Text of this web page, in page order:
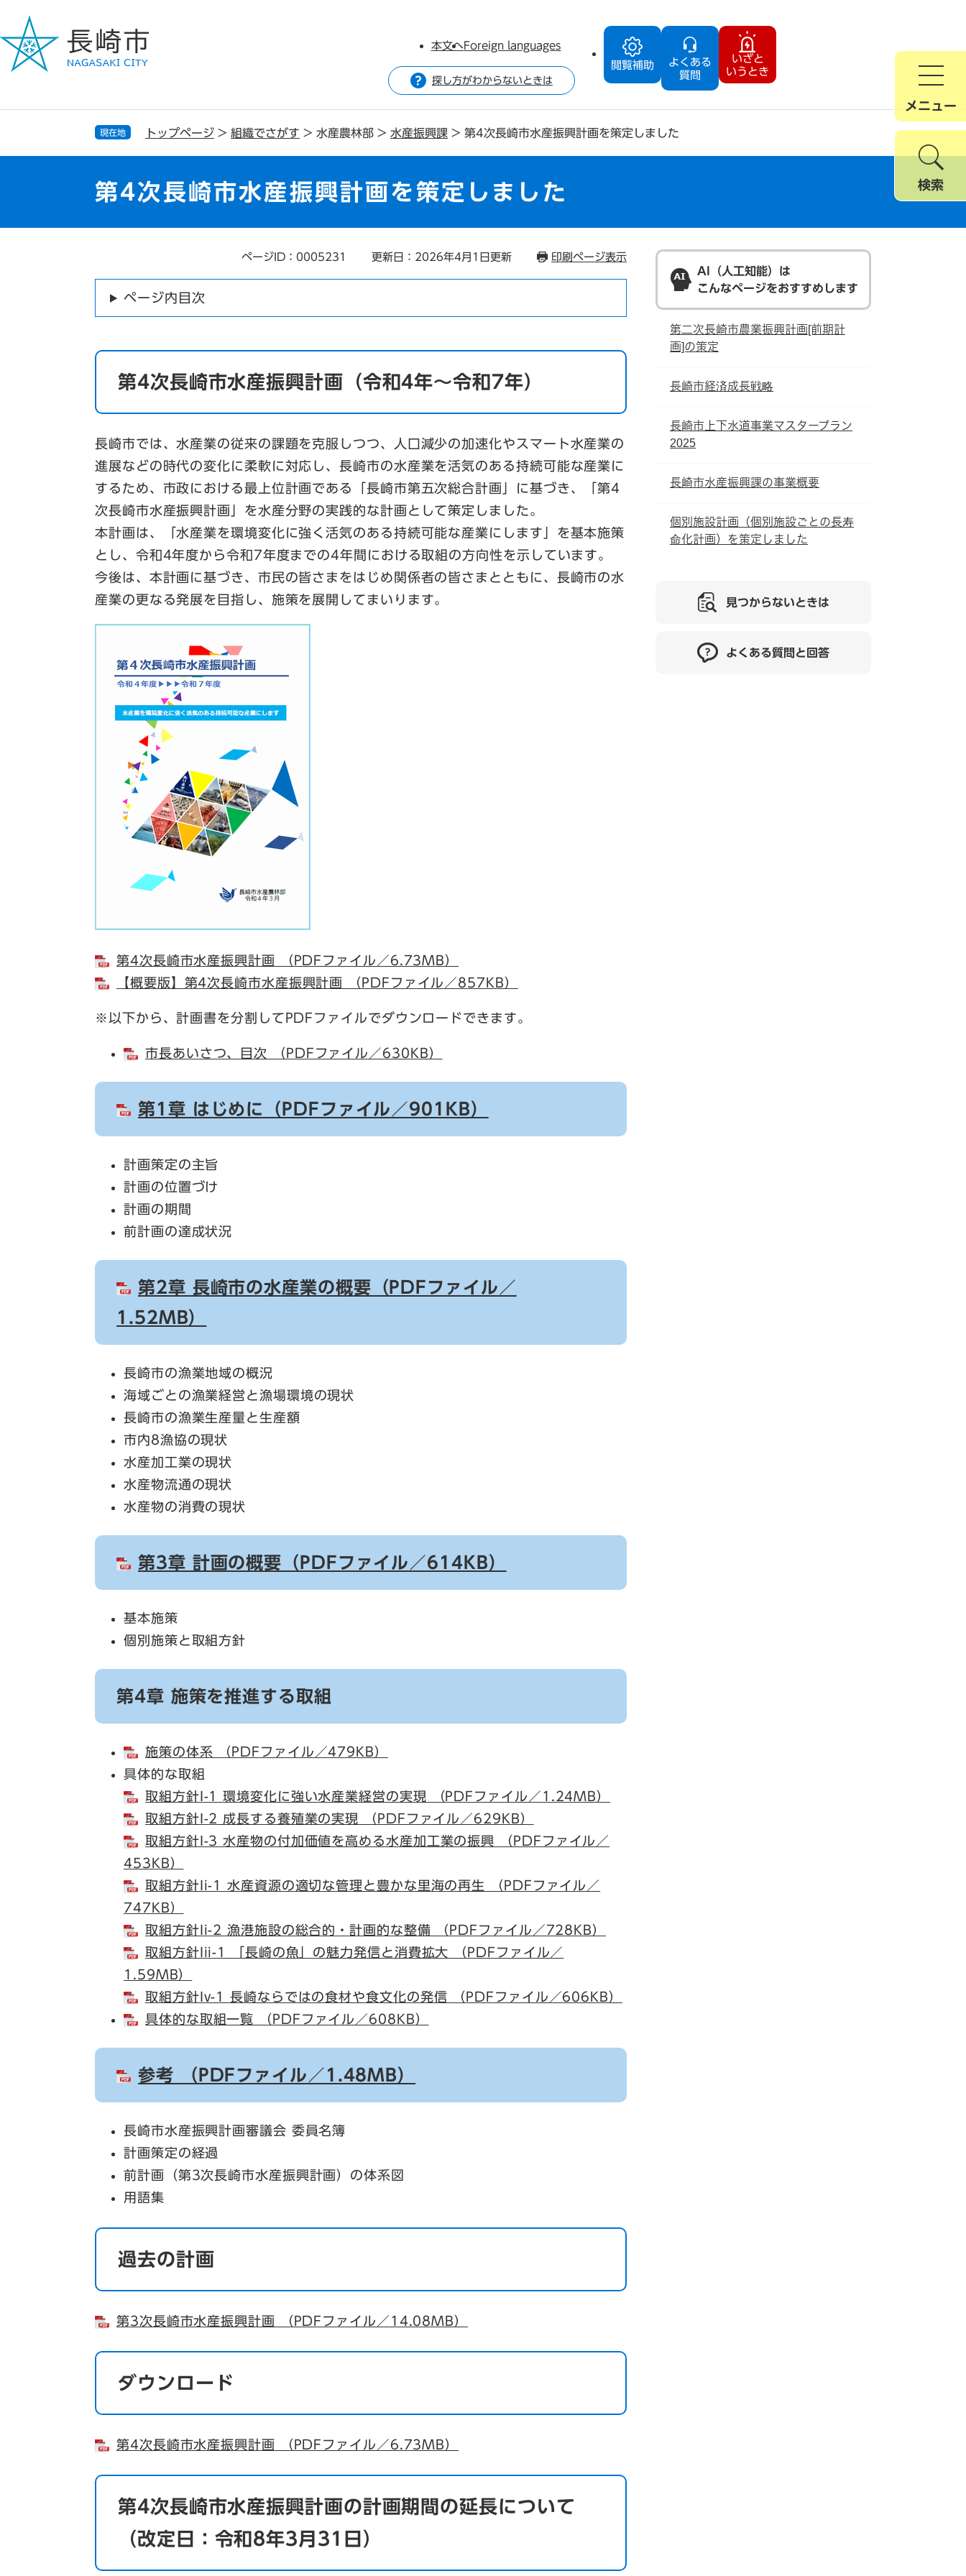
ジ
で
ュ
ば
閲覧補助
よくある
質問
いざと
いうとき
本文へForeign languages
探し方がわからないときは
メニュー
検索
現在地 トップページ > 組織でさがす > 水産農林部 > 水産振興課 > 第4次長崎市水産振興計画を策定しました
第4次長崎市水産振興計画を策定しました
ページID：0005231 更新日：2026年4月1日更新 印刷ページ表示
ページ内目次
第4次長崎市水産振興計画（令和4年～令和7年）
長崎市では、水産業の従来の課題を克服しつつ、人口減少の加速化やスマート水産業の
進展などの時代の変化に柔軟に対応し、長崎市の水産業を活気のある持続可能な産業に
するため、市政における最上位計画である「長崎市第五次総合計画」に基づき、「第4
次長崎市水産振興計画」を水産分野の実践的な計画として策定しました。
本計画は、「水産業を環境変化に強く活気のある持続可能な産業にします」を基本施策
とし、令和4年度から令和7年度までの4年間における取組の方向性を示しています。
今後は、本計画に基づき、市民の皆さまをはじめ関係者の皆さまとともに、長崎市の水
産業の更なる発展を目指し、施策を展開してまいります。
第4次長崎市水産振興計画 （PDFファイル／6.73MB）
【概要版】第4次長崎市水産振興計画 （PDFファイル／857KB）
※以下から、計画書を分割してPDFファイルでダウンロードできます。
市長あいさつ、目次 （PDFファイル／630KB）
第1章 はじめに（PDFファイル／901KB）
計画策定の主旨
計画の位置づけ
計画の期間
前計画の達成状況
第2章 長崎市の水産業の概要（PDFファイル／
1.52MB）
長崎市の漁業地域の概況
海域ごとの漁業経営と漁場環境の現状
長崎市の漁業生産量と生産額
市内8漁協の現状
水産加工業の現状
水産物流通の現状
水産物の消費の現状
第3章 計画の概要（PDFファイル／614KB）
基本施策
個別施策と取組方針
第4章 施策を推進する取組
施策の体系 （PDFファイル／479KB）
具体的な取組
取組方針I-1 環境変化に強い水産業経営の実現 （PDFファイル／1.24MB）
取組方針I-2 成長する養殖業の実現 （PDFファイル／629KB）
取組方針I-3 水産物の付加価値を高める水産加工業の振興 （PDFファイル／
453KB）
取組方針Ii-1 水産資源の適切な管理と豊かな里海の再生 （PDFファイル／
747KB）
取組方針Ii-2 漁港施設の総合的・計画的な整備 （PDFファイル／728KB）
取組方針Iii-1 「長崎の魚」の魅力発信と消費拡大 （PDFファイル／
1.59MB）
取組方針Iv-1 長崎ならではの食材や食文化の発信 （PDFファイル／606KB）
具体的な取組一覧 （PDFファイル／608KB）
参考 （PDFファイル／1.48MB）
長崎市水産振興計画審議会 委員名簿
計画策定の経過
前計画（第3次長崎市水産振興計画）の体系図
用語集
過去の計画
第3次長崎市水産振興計画 （PDFファイル／14.08MB）
ダウンロード
第4次長崎市水産振興計画 （PDFファイル／6.73MB）
第4次長崎市水産振興計画の計画期間の延長について
（改定日：令和8年3月31日）
AI（人工知能）は
こんなページをおすすめします
第二次長崎市農業振興計画[前期計
画]の策定
長崎市経済成長戦略
長崎市上下水道事業マスタープラン
2025
長崎市水産振興課の事業概要
個別施設計画（個別施設ごとの長寿
命化計画）を策定しました
見つからないときは
よくある質問と回答